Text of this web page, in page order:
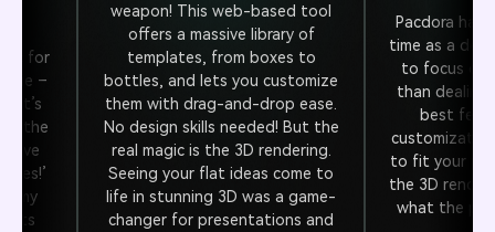
for
pie –
It’s
at the
save
my
its
weapon! This web-based tool
offers a massive library of
templates, from boxes to
bottles, and lets you customize
them with drag-and-drop ease.
No design skills needed! But the
real magic is the 3D rendering.
Seeing your flat ideas come to
life in stunning 3D was a game-
changer for presentations and
Pacdora has
time as a
to focus on
than dealing
best
to fit your
the 3D
what the